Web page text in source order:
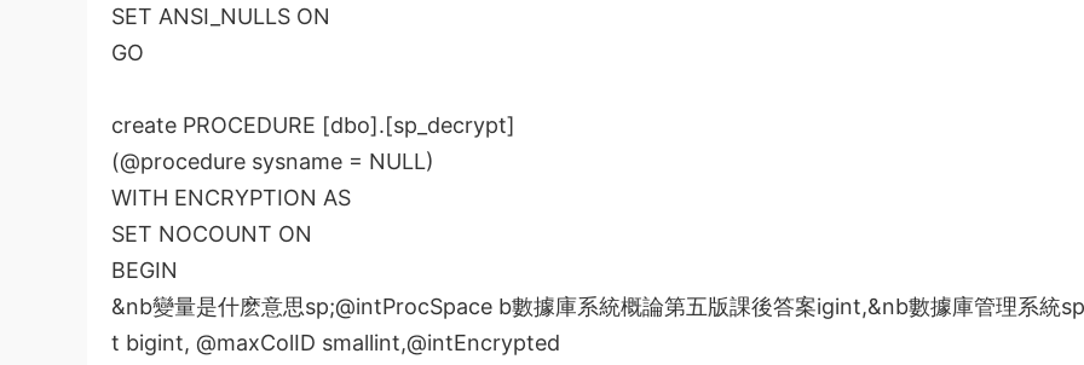
SET ANSI_NULLS ON
GO
create PROCEDURE [dbo].[sp_decrypt]
(@procedure sysname = NULL)
WITH ENCRYPTION AS
SET NOCOUNT ON
BEGIN
&nb變量是什麽意思sp;@intProcSpace b數據庫系統概論第五版課後答案igint,&nb數據庫管理系統
t bigint, @maxColID smallint,@intEncrypted